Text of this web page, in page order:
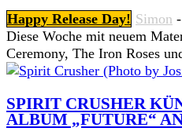
Happy Release Day! Simon -
Diese Woche mit neuem
Ceremony, The Iron Roses
SPIRIT CRUSHER
ALBUM „FUTURE“